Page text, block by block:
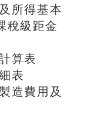
所得基本
稅級距金
算表
表
造費用及